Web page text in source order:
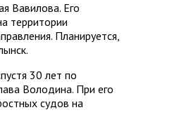
Вавилова. Его
территории
Планируется,
30 лет по
Володина. При его
судов на